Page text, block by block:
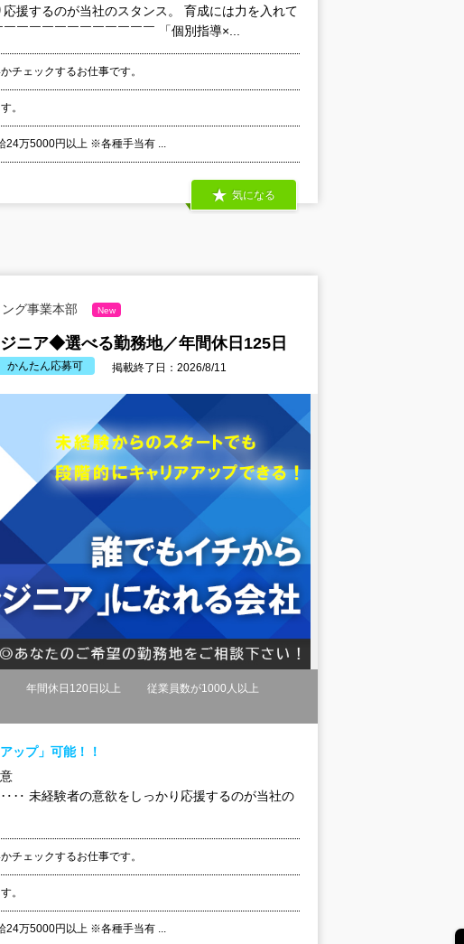
援するのが当社のスタンス。 育成には力を入れて
￣￣￣￣￣￣￣￣￣￣￣ 「個別指導×...
チェックするお仕事です。
。
24万5000円以上 ※各種手当有 ...
気になる
グ事業本部 New
ニア◆選べる勤務地／年間休日125日
かんたん応募可 掲載終了日：2026/8/11
年間休日120日以上
従業員数が1000人以上
ップ」可能！！
意欲をしっかり応援するのが当社の
チェックするお仕事です。
。
万5000円以上 ※各種手当有 ...